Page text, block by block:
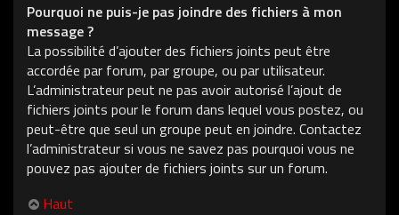
Pourquoi ne puis-je pas joindre des fichiers à mon
message ?
La possibilité d’ajouter des fichiers joints peut être
accordée par forum, par groupe, ou par utilisateur.
L’administrateur peut ne pas avoir autorisé l’ajout de
fichiers joints pour le forum dans lequel vous postez, ou
peut-être que seul un groupe peut en joindre. Contactez
l’administrateur si vous ne savez pas pourquoi vous ne
pouvez pas ajouter de fichiers joints sur un forum.
Haut